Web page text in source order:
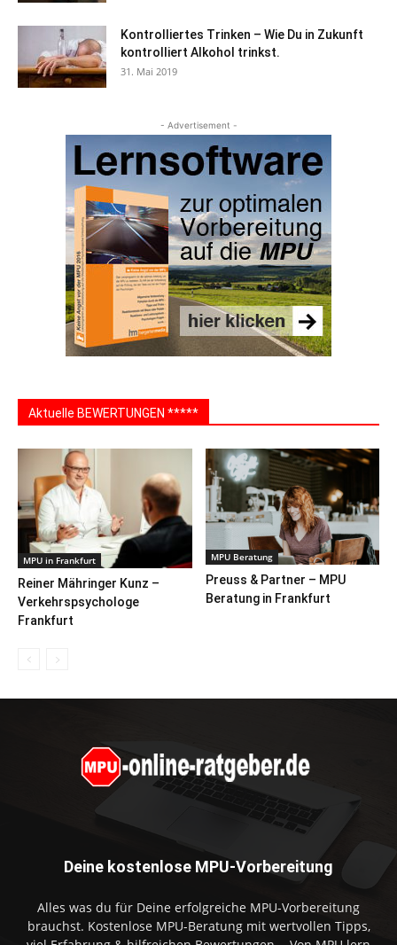
Kontrolliertes Trinken – Wie Du in Zukunft
kontrolliert Alkohol trinkst.
31. Mai 2019
- Advertisement -
Aktuelle BEWERTUNGEN *****
MPU in Frankfurt
Reiner Mähringer Kunz –
Verkehrspsychologe
Frankfurt
MPU Beratung
Preuss & Partner – MPU
Beratung in Frankfurt
Deine kostenlose MPU-Vorbereitung
Alles was du für Deine erfolgreiche MPU-Vorbereitung
brauchst. Kostenlose MPU-Beratung mit wertvollen Tipps,